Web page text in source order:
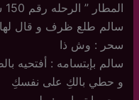
المطار ” الرحله رقم 150 سوف تقلع بعد دقائق “
سالم طلع ظرف و قال
سحر : وش ذا
سالم بإبتسامه : أفتحيه
و حطي بالكِ على نفسكِ